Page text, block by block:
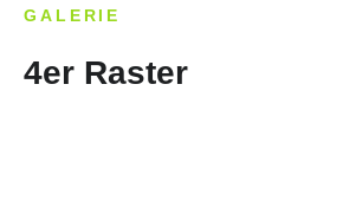
GALERIE
4er Raster